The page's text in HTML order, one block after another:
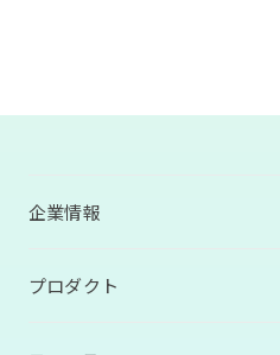
企業情報
プロダクト